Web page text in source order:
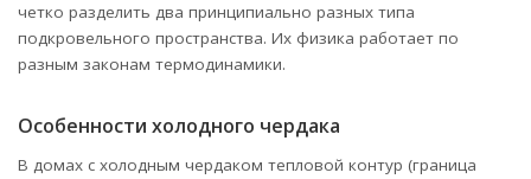
четко разделить два принципиально разных типа
подкровельного пространства. Их физика работает по
разным законам термодинамики.
Особенности холодного чердака
В домах с холодным чердаком тепловой контур (граница